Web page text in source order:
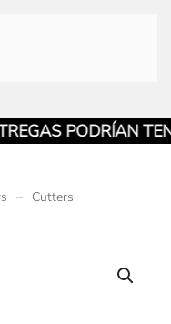
PODRÍAN TENER
Cutters